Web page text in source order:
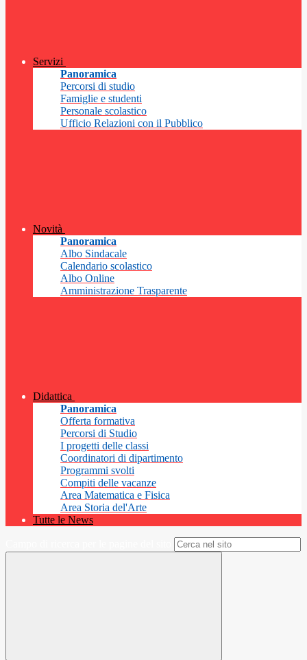
Servizi
Panoramica
Percorsi di studio
Famiglie e studenti
Personale scolastico
Ufficio Relazioni con il Pubblico
Novità
Panoramica
Albo Sindacale
Calendario scolastico
Albo Online
Amministrazione Trasparente
Didattica
Panoramica
Offerta formativa
Percorsi di Studio
I progetti delle classi
Coordinatori di dipartimento
Programmi svolti
Compiti delle vacanze
Area Matematica e Fisica
Area Storia del'Arte
Tutte le News